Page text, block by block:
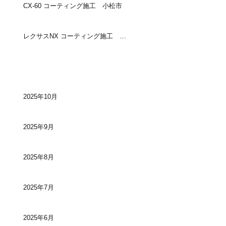
CX-60 コーティング施工 小松市
レクサスNX コーティング施工 金沢市
2025年10月
2025年9月
2025年8月
2025年7月
2025年6月